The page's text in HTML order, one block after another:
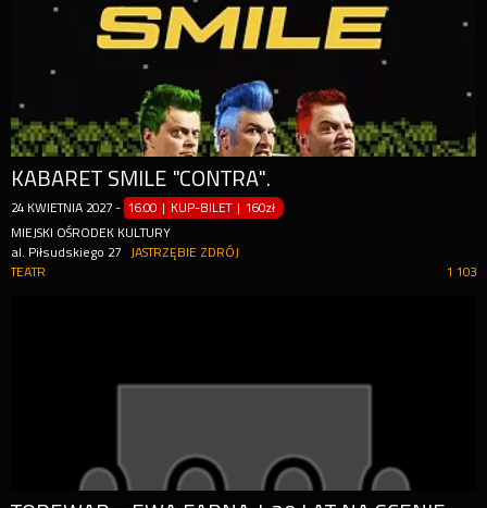
KABARET SMILE "CONTRA".
24 KWIETNIA 2027 - 16:00 | KUP-BILET |160zł
MIEJSKI OŚRODEK KULTURY
al. Piłsudskiego 27
JASTRZĘBIE ZDRÓJ
1 103
TEATR